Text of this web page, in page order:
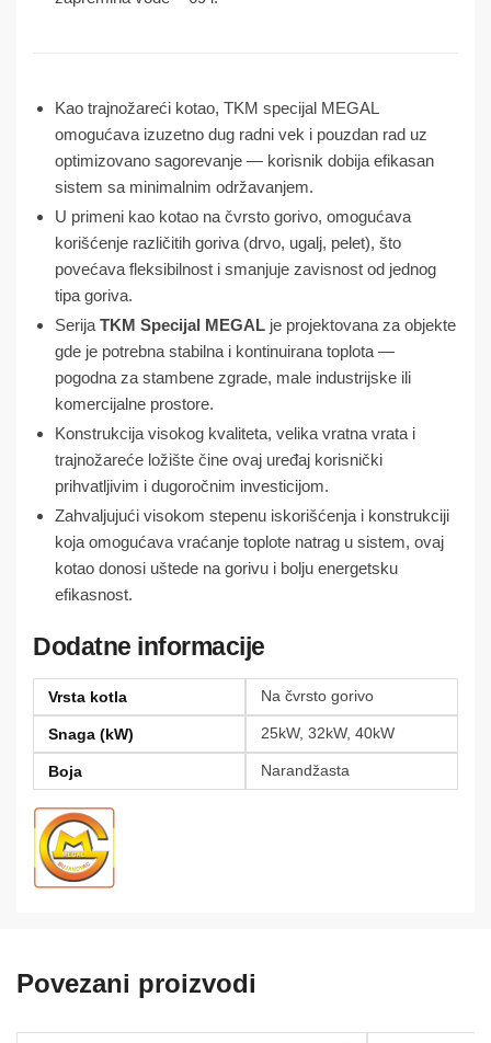
Kao trajnožareći kotao, TKM specijal MEGAL
omogućava izuzetno dug radni vek i pouzdan rad uz
optimizovano sagorevanje — korisnik dobija efikasan
sistem sa minimalnim održavanjem.
U primeni kao kotao na čvrsto gorivo, omogućava
korišćenje različitih goriva (drvo, ugalj, pelet), što
povećava fleksibilnost i smanjuje zavisnost od jednog
tipa goriva.
Serija TKM Specijal MEGAL je projektovana za objekte
gde je potrebna stabilna i kontinuirana toplota —
pogodna za stambene zgrade, male industrijske ili
komercijalne prostore.
Konstrukcija visokog kvaliteta, velika vratna vrata i
trajnožareće ložište čine ovaj uređaj korisnički
prihvatljivim i dugoročnim investicijom.
Zahvaljujući visokom stepenu iskorišćenja i konstrukciji
koja omogućava vraćanje toplote natrag u sistem, ovaj
kotao donosi uštede na gorivu i bolju energetsku
efikasnost.
Dodatne informacije
Vrsta kotla Na čvrsto gorivo
Snaga (kW) 25kW, 32kW, 40kW
Boja Narandžasta
Povezani proizvodi